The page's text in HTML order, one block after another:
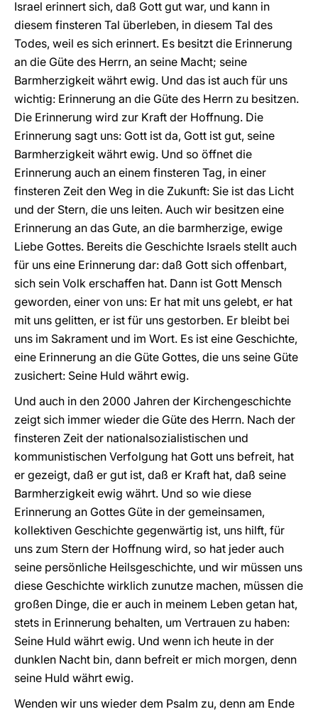
Israel erinnert sich, daß Gott gut war, und kann in
diesem finsteren Tal überleben, in diesem Tal des
Todes, weil es sich erinnert. Es besitzt die Erinnerung
an die Güte des Herrn, an seine Macht; seine
Barmherzigkeit währt ewig. Und das ist auch für uns
wichtig: Erinnerung an die Güte des Herrn zu besitzen.
Die Erinnerung wird zur Kraft der Hoffnung. Die
Erinnerung sagt uns: Gott ist da, Gott ist gut, seine
Barmherzigkeit währt ewig. Und so öffnet die
Erinnerung auch an einem finsteren Tag, in einer
finsteren Zeit den Weg in die Zukunft: Sie ist das Licht
und der Stern, die uns leiten. Auch wir besitzen eine
Erinnerung an das Gute, an die barmherzige, ewige
Liebe Gottes. Bereits die Geschichte Israels stellt auch
für uns eine Erinnerung dar: daß Gott sich offenbart,
sich sein Volk erschaffen hat. Dann ist Gott Mensch
geworden, einer von uns: Er hat mit uns gelebt, er hat
mit uns gelitten, er ist für uns gestorben. Er bleibt bei
uns im Sakrament und im Wort. Es ist eine Geschichte,
eine Erinnerung an die Güte Gottes, die uns seine Güte
zusichert: Seine Huld währt ewig.
Und auch in den 2000 Jahren der Kirchengeschichte
zeigt sich immer wieder die Güte des Herrn. Nach der
finsteren Zeit der nationalsozialistischen und
kommunistischen Verfolgung hat Gott uns befreit, hat
er gezeigt, daß er gut ist, daß er Kraft hat, daß seine
Barmherzigkeit ewig währt. Und so wie diese
Erinnerung an Gottes Güte in der gemeinsamen,
kollektiven Geschichte gegenwärtig ist, uns hilft, für
uns zum Stern der Hoffnung wird, so hat jeder auch
seine persönliche Heilsgeschichte, und wir müssen uns
diese Geschichte wirklich zunutze machen, müssen die
großen Dinge, die er auch in meinem Leben getan hat,
stets in Erinnerung behalten, um Vertrauen zu haben:
Seine Huld währt ewig. Und wenn ich heute in der
dunklen Nacht bin, dann befreit er mich morgen, denn
seine Huld währt ewig.
Wenden wir uns wieder dem Psalm zu, denn am Ende